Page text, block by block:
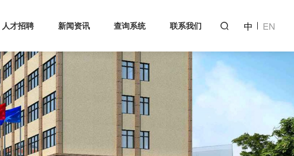
人才招聘 新闻资讯 查询系统 联系我们  中 EN